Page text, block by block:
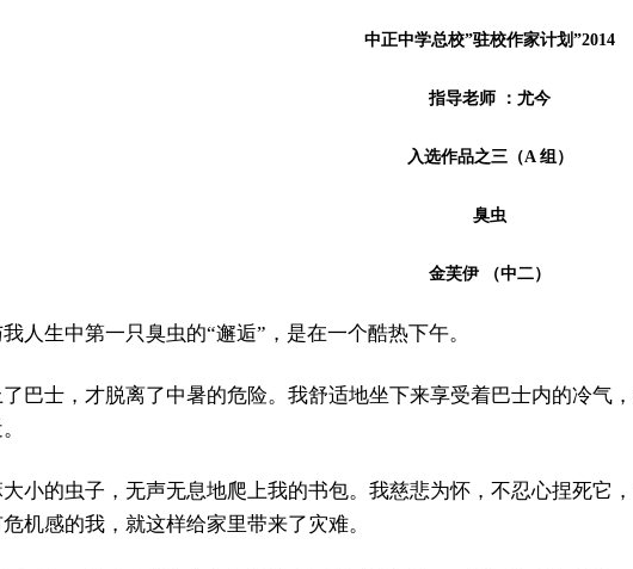
中正中学总校”驻校作家计划”2014
指导老师 ：尤今
入选作品之三（A 组）
臭虫
金芙伊 （中二）
人生中第一只臭虫的“邂逅”，是在一个酷热下午。
巴士，才脱离了中暑的危险。我舒适地坐下来享受着巴士内的冷气
小的虫子，无声无息地爬上我的书包。我慈悲为怀，不忍心捏死它
机感的我，就这样给家里带来了灾难。